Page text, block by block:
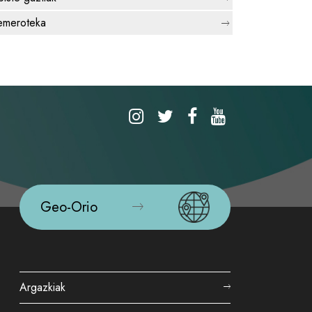
Geo-Orio
Argazkiak